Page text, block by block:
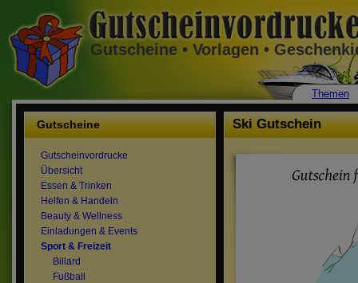
Gutscheine • Vorlagen •
Ski Gutschein
Gutscheine
Gutscheinvordrucke
Übersicht
Essen & Trinken
Helfen & Handeln
Beauty & Wellness
Einladungen & Events
Sport & Freizeit
Billard
Fußball
Themen